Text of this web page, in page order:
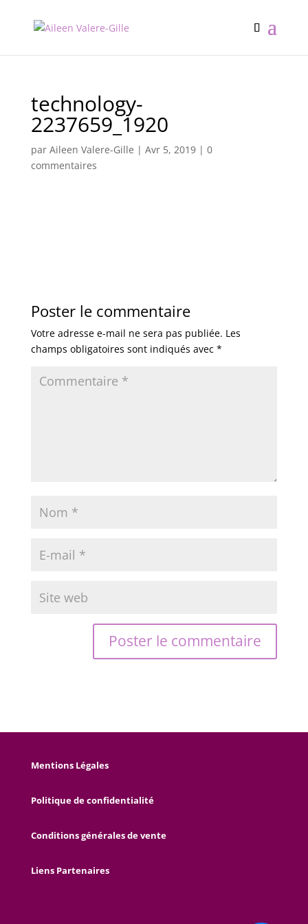
technology-
2237659_1920
par Aileen Valere-Gille | Avr 5, 2019| 0
commentaires
Poster le commentaire
Votre adresse e-mail ne sera pas publiée. Les
champs obligatoires sont indiqués avec *
Mentions Légales
Politique de confidentialité
Conditions générales de vente
Liens Partenaires